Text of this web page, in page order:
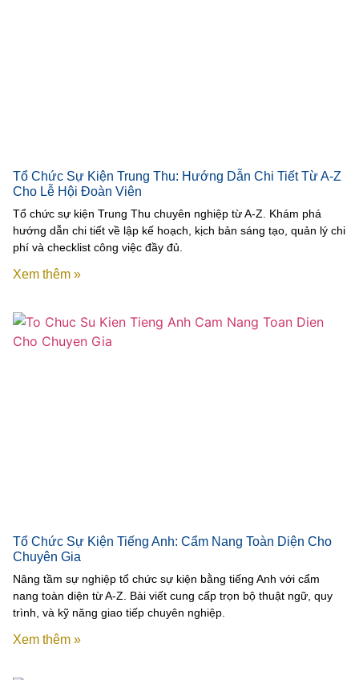
Tổ Chức Sự Kiện Trung Thu: Hướng Dẫn Chi Tiết Từ A-Z
Cho Lễ Hội Đoàn Viên
Tổ chức sự kiện Trung Thu chuyên nghiệp từ A-Z. Khám phá
hướng dẫn chi tiết về lập kế hoạch, kịch bản sáng tạo, quản lý chi
phí và checklist công việc đầy đủ.
Xem thêm »
Tổ Chức Sự Kiện Tiếng Anh: Cẩm Nang Toàn Diện Cho
Chuyên Gia
Nâng tầm sự nghiệp tổ chức sự kiện bằng tiếng Anh với cẩm
nang toàn diện từ A-Z. Bài viết cung cấp trọn bộ thuật ngữ, quy
trình, và kỹ năng giao tiếp chuyên nghiệp.
Xem thêm »